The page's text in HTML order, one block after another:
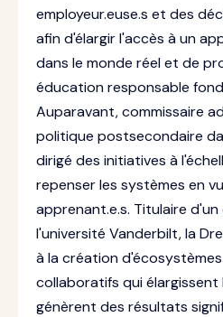
employeur.euse.s et des
afin d'élargir l'accès à un
dans le monde réel et de
éducation responsable
Auparavant, commissaire
politique postsecondaire
dirigé des initiatives à
repenser les systèmes en
apprenant.e.s. Titulaire
l'université Vanderbilt, la
à la création
collaboratifs qui
génèrent des résultats